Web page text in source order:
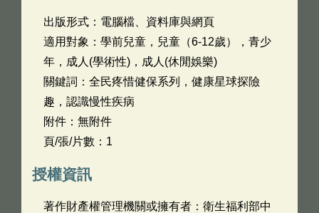
出版形式：電腦檔、資料庫與網頁
適用對象：學前兒童，兒童（6-12歲），青少
年，成人(學術性)，成人(休閒娛樂)
關鍵詞：全民疼惜健保系列，健康星球探險
趣，認識慢性疾病
附件：無附件
頁/張/片數：1
授權資訊
著作財產權管理機關或擁有者：衛生福利部中